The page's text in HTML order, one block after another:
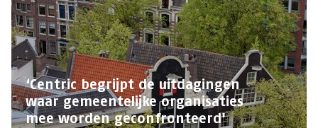
‘Centric begrijpt de uitdagingen
waar gemeentelijke organisaties
mee worden geconfronteerd'